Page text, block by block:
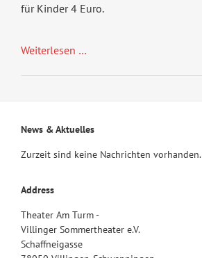
für Kinder 4 Euro.
Weiterlesen …
News & Aktuelles
Zurzeit sind keine Nachrichten vorhanden.
Address
Theater Am Turm -
Villinger Sommertheater e.V.
Schaffneigasse